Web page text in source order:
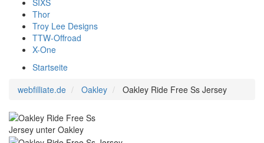
SIXS
Thor
Troy Lee Designs
TTW-Offroad
X-One
Startseite
webfilliate.de
Oakley Oakley Ride Free Ss Jersey